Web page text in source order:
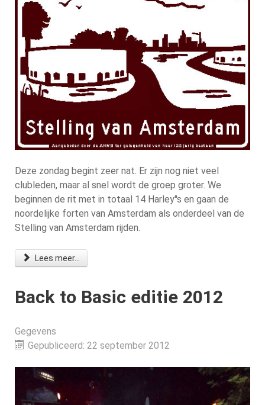
Deze zondag begint zeer nat. Er zijn nog niet veel
clubleden, maar al snel wordt de groep groter. We
beginnen de rit met in totaal 14 Harley''s en gaan de
noordelijke forten van Amsterdam als onderdeel van de
Stelling van Amsterdam rijden.
Lees meer...
Back to Basic editie 2012
Gegevens
Gepubliceerd: 22 september 2012